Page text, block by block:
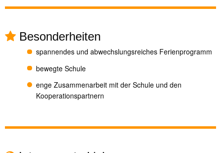
Besonderheiten
spannendes und abwechslungsreiches Ferienprogramm
bewegte Schule
enge Zusammenarbeit mit der Schule und den
Kooperationspartnern